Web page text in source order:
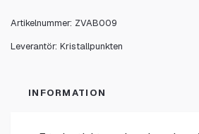
Artikelnummer: ZVAB009
Leverantör: Kristallpunkten
INFORMATION